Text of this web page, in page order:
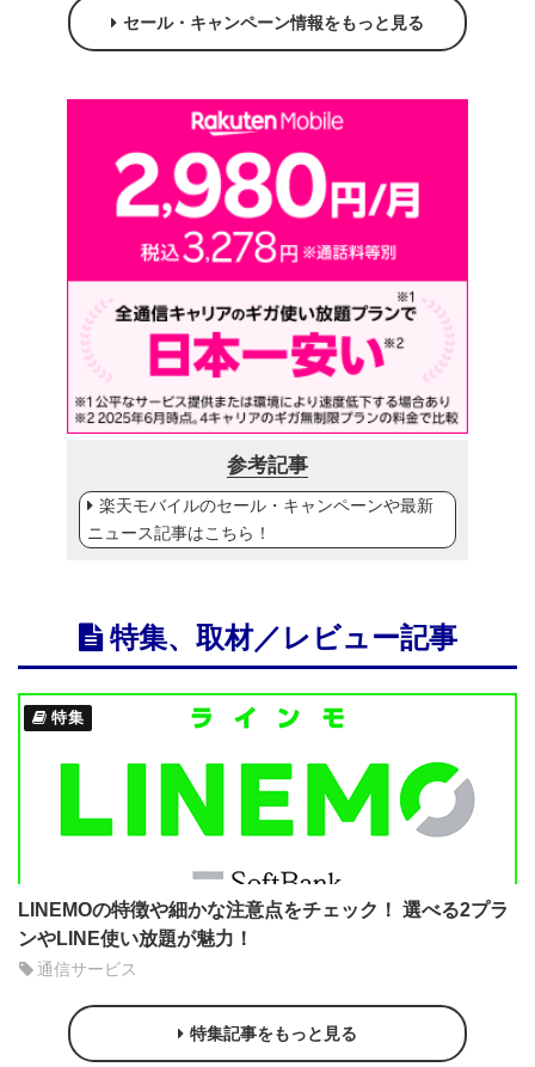
セール・キャンペーン情報をもっと見る
参考記事
楽天モバイルのセール・キャンペーンや最新
ニュース記事はこちら！
特集、取材／レビュー記事
特集
LINEMOの特徴や細かな注意点をチェック！ 選べる2プラ
ンやLINE使い放題が魅力！
通信サービス
特集記事をもっと見る